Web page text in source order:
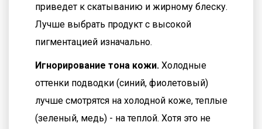
приведет к скатыванию и жирному блеску.
Лучше выбрать продукт с высокой
пигментацией изначально.
Игнорирование тона кожи. Холодные
оттенки подводки (синий, фиолетовый)
лучше смотрятся на холодной коже, теплые
(зеленый, медь) - на теплой. Хотя это не